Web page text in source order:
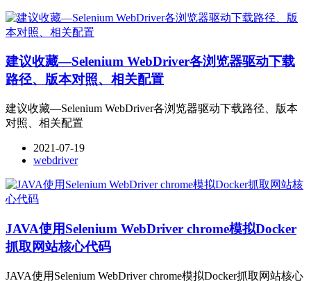
建议收藏—Selenium WebDriver各浏览器驱动下载
路径、版本对照、相关配置
建议收藏—Selenium WebDriver各浏览器驱动下载路径、版本
对照、相关配置
2021-07-19
webdriver
JAVA使用Selenium WebDriver chrome模拟Docker
抓取网站核心代码
JAVA使用Selenium WebDriver chrome模拟Docker抓取网站核心